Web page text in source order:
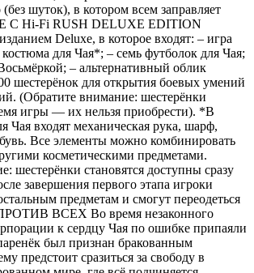
шуток), в котором всем заправляет
С Hi-Fi RUSH DELUXE EDITION
Deluxe, в которое входят: – игра
для Чая*; – семь футболок для Чая;
– альтернативный облик
шестерёнок для открытия боевых умений
(Обратите внимание: шестерёнки
игры — их нельзя приобрести). *В
Чая входят механическая рука, шарф,
Все элементы можно комбинировать
косметическими предметами.
шестерёнки становятся доступны сразу
завершения первого этапа игроки
предметам и смогут переодеться
ВСЕХ Во время незаконного
к сердцу Чая по ошибке припаяли
был признан бракованным
предстоит сразиться за свободу в